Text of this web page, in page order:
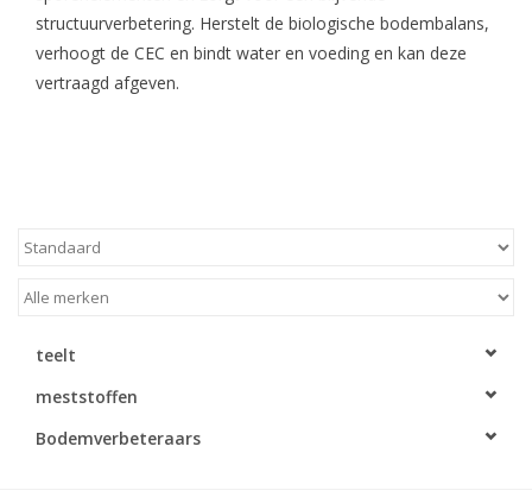
structuurverbetering. Herstelt de biologische bodembalans,
verhoogt de CEC en bindt water en voeding en kan deze
vertraagd afgeven.
teelt
meststoffen
Bodemverbeteraars